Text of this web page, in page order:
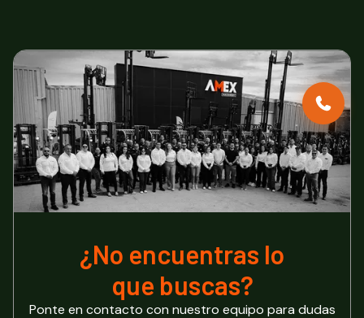
¿No encuentras lo
que buscas?
Ponte en contacto con nuestro equipo para dudas